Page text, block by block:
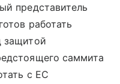
представитель
работать
защитой
саммита
с ЕС